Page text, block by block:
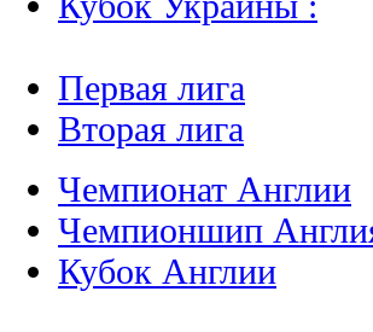
Первая лига
Вторая лига
Чемпионат Англии
Чемпионшип
Кубок Англии